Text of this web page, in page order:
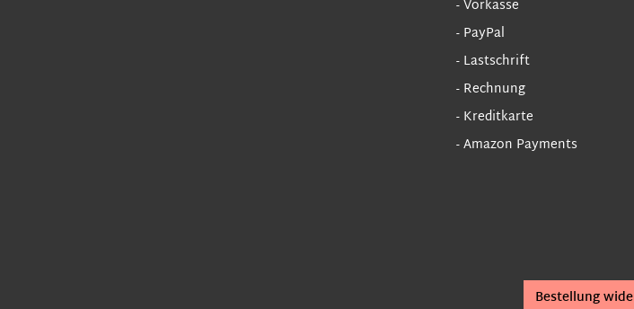
- Vorkasse
- PayPal
- Lastschrift
- Rechnung
- Kreditkarte
- Amazon Payments
Bestellung